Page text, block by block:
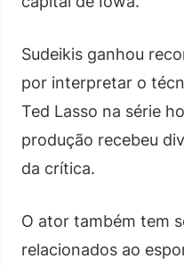
Sudeikis ganhou
por interpretar o
Ted Lasso na série
produção recebeu
da crítica.
O ator também tem
relacionados ao